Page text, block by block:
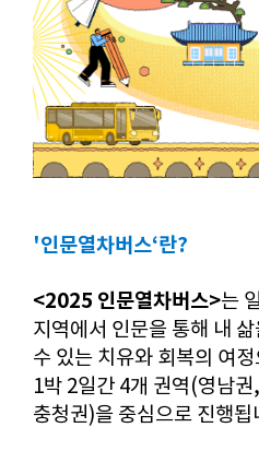
'인문열차버스‘란?
<2025 인문열차버스>는
지역에서 인문을 통해 내
수 있는 치유와 회복의 여
1박 2일간 4개 권역(영남
충청권)을 중심으로 진행됩